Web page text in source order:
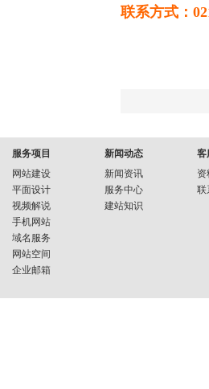
联系方式：
服务项目
网站建设
平面设计
视频解说
手机网站
域名服务
网站空间
企业邮箱
新闻动态
新闻资讯
服务中心
建站知识
客
资
联